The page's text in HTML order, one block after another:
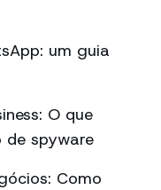
um guia
O que
de spyware
Como